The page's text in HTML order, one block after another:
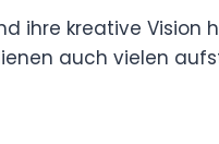
ihre kreative Vision
auch vielen